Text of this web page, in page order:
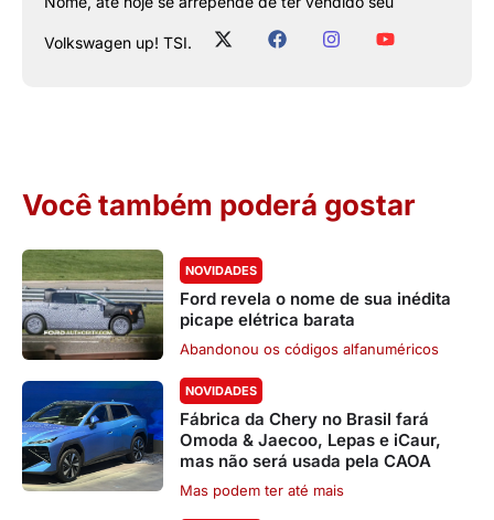
Volkswagen up! TSI.
Você também poderá gostar
NOVIDADES
Ford revela o nome de sua inédita
picape elétrica barata
Abandonou os códigos alfanuméricos
NOVIDADES
Fábrica da Chery no Brasil fará
Omoda & Jaecoo, Lepas e iCaur,
mas não será usada pela CAOA
Mas podem ter até mais